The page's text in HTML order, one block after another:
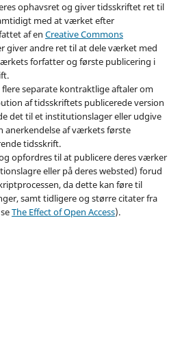
ophavsret og giver tidsskriftet ret til
med at værket efter
af en Creative Commons
giver andre ret til at dele værket med
forfatter og første publicering i
separate kontraktlige aftaler om
af tidsskriftets publicerede version
det til et institutionslager eller udgive
anerkendelse af værkets første
tidsskrift.
opfordres til at publicere deres værker
eller på deres websted) forud
da dette kan føre til
samt tidligere og større citater fra
The Effect of Open Access).